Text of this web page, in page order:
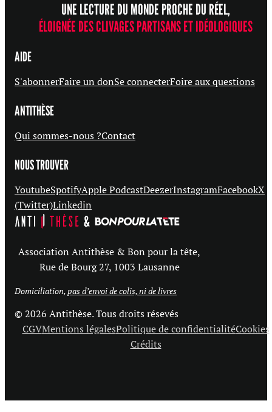
UNE LECTURE DU MONDE PROCHE DU RÉEL,
ÉLOIGNÉE DES CLIVAGES PARTISANS ET IDÉOLOGIQUES
AIDE
S'abonnerFaire un donSe connecterFoire aux questions
ANTITHÈSE
Qui sommes-nous ?Contact
NOUS TROUVER
YoutubeSpotifyApple PodcastDeezerInstagramFacebookX
(Twitter)Linkedin
Association Antithèse & Bon pour la tête,
Rue de Bourg 27, 1003 Lausanne
Domiciliation,pas d’envoi de colis, ni de livres
© 2026 Antithèse. Tous droits résevés
CGVMentions légalesPolitique de confidentialitéCookies
Crédits